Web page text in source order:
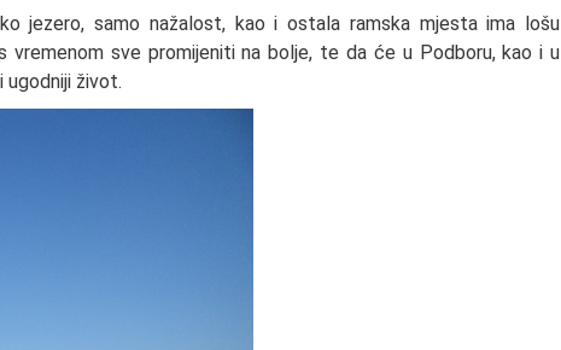
jezero, samo nažalost, kao i ostala ramska mjesta ima lošu
vremenom sve promijeniti na bolje, te da će u Podboru, kao i u
ugodniji život.